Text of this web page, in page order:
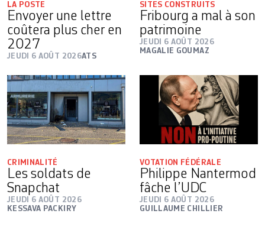
LA POSTE
Envoyer une lettre
coûtera plus cher en
2027
JEUDI 6 AOÛT 2026ATS
SITES CONSTRUITS
Fribourg a mal à son
patrimoine
JEUDI 6 AOÛT 2026
MAGALIE GOUMAZ
CRIMINALITÉ
Les soldats de
Snapchat
JEUDI 6 AOÛT 2026
KESSAVA PACKIRY
VOTATION FÉDÉRALE
Philippe Nantermod
fâche l’UDC
JEUDI 6 AOÛT 2026
GUILLAUME CHILLIER